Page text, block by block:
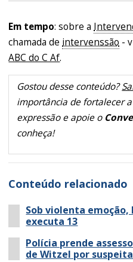
Em tempo: sobre a
chamada de intervenssão -
ABC do C Af.
Gostou desse conteúdo?
importância de fortalecer
expressão e apoie o
conheça!
Conteúdo relacionado
Sob violenta emoção,
executa 13
Polícia prende
de Witzel por